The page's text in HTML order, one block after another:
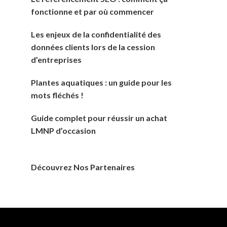
fonctionne et par où commencer
Les enjeux de la confidentialité des
données clients lors de la cession
d’entreprises
Plantes aquatiques : un guide pour les
mots fléchés !
Guide complet pour réussir un achat
LMNP d’occasion
Découvrez Nos Partenaires